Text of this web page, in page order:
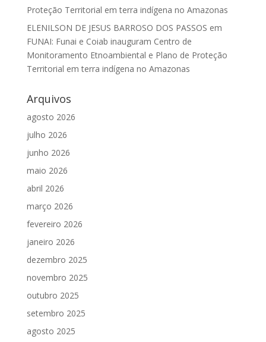
Proteção Territorial em terra indígena no Amazonas
ELENILSON DE JESUS BARROSO DOS PASSOS em
FUNAI: Funai e Coiab inauguram Centro de
Monitoramento Etnoambiental e Plano de Proteção
Territorial em terra indígena no Amazonas
Arquivos
agosto 2026
julho 2026
junho 2026
maio 2026
abril 2026
março 2026
fevereiro 2026
janeiro 2026
dezembro 2025
novembro 2025
outubro 2025
setembro 2025
agosto 2025